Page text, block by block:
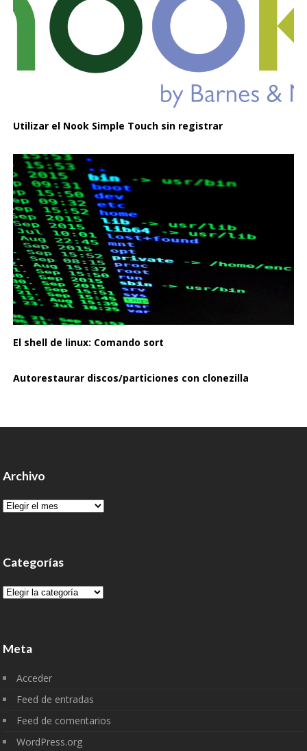
Utilizar el Nook Simple Touch sin registrar
El shell de linux: Comando sort
Autorestaurar discos/particiones con clonezilla
Archivo
Archivo
Categorías
Categorías
Meta
Acceder
Feed de entradas
Feed de comentarios
WordPress.org